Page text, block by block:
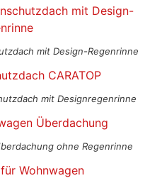
mit Design-Regenrinne
mit Designregenrinne
ohne Regenrinne